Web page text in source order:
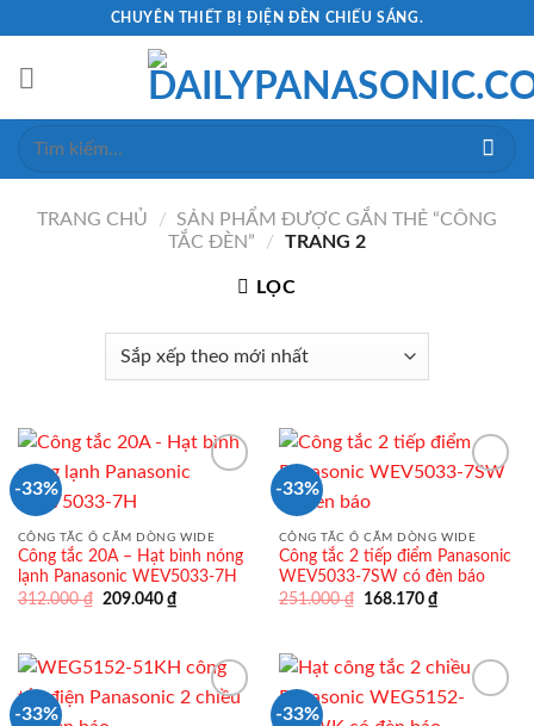
content
CHUYÊN THIẾT BỊ ĐIỆN ĐÈN CHIẾU SÁNG.
Tìm
TRANG CHỦ / SẢN PHẨM ĐƯỢC GẮN THẺ “CÔNG
TẮC ĐÈN”
/ TRANG 2
LỌC
-33%
CÔNG TẮC Ổ CẮM DÒNG WIDE
Công tắc 20A – Hạt bình nóng
lạnh Panasonic WEV5033-7H
312.000₫ Giá
209.040 ₫Giá
hiện
209.040 ₫.
-33%
CÔNG TẮC Ổ CẮM DÒNG WIDE
Công tắc 2 tiếp điểm Panasonic
WEV5033-7SW có đèn báo
251.000₫
Giá
168.170 ₫Giá
hiện
168.170 ₫.
-33% -33%